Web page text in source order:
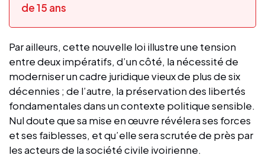
de 15 ans
Par ailleurs, cette nouvelle loi illustre une tension
entre deux impératifs, d’un côté, la nécessité de
moderniser un cadre juridique vieux de plus de six
décennies ; de l’autre, la préservation des libertés
fondamentales dans un contexte politique sensible.
Nul doute que sa mise en œuvre révélera ses forces
et ses faiblesses, et qu’elle sera scrutée de près par
les acteurs de la société civile ivoirienne.